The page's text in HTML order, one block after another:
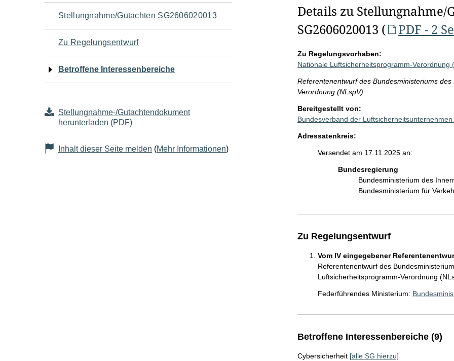
Navigation
für
den
Seiteninhalt
Stellungnahme/Gutachten SG2606020013
Zu Regelungsentwurf
Betroffene Interessenbereiche
Stellungnahme-/Gutachtendokument
herunterladen (PDF)
Inhalt dieser Seite melden (Mehr Informationen)
Details zu Stellungnahme/
SG2606020013 (
PDF - 2
Zu Regelungsvorhaben:
Nationale Luftsicherheitsprogramm-Verordnung
Referentenentwurf des Bundesministeriums
Verordnung (NLspV)
Bereitgestellt von:
Bundesverband der
Adressatenkreis:
Versendet am 17.11.2025 an:
Bundesregierung
Bundesministerium des
Bundesministerium für
Zu Regelungsentwurf
Vom IV eingegebener
Referentenentwurf des
Luftsicherheitsprogramm-Verordnung
Federführendes Ministerium:
Betroffene Interessenbereiche (9)
Cybersicherheit [alle SG hierzu]